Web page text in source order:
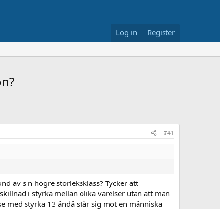
Log in Register
#41
av sin högre storleksklass? Tycker att
i styrka mellan olika varelser utan att man
med styrka 13 ändå står sig mot en människa